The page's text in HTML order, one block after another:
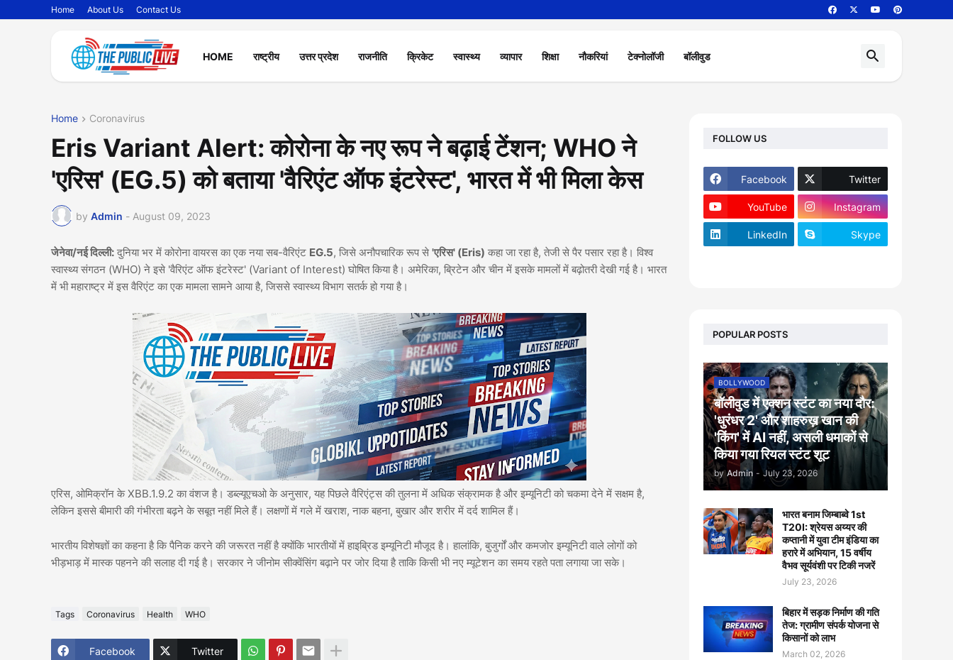
Home About Us Contact Us
HOME राष्ट्रीय उत्तर प्रदेश राजनीति क्रिकेट स्वास्थ्य व्यापार शिक्षा नौकरियां टेक्नोलॉजी बॉलीवुड
Home Coronavirus
Eris Variant Alert: कोरोना के नए रूप ने बढ़ाई टेंशन; WHO ने
'एरिस' (EG.5) को बताया 'वैरिएंट ऑफ इंटरेस्ट', भारत में भी मिला केस
by Admin - August 09, 2023
जेनेवा/नई दिल्ली: दुनिया भर में कोरोना वायरस का एक नया सब-वैरिएंट EG.5, जिसे अनौपचारिक रूप से 'एरिस' (Eris) कहा जा रहा है, तेजी से पैर पसार रहा है। विश्व
स्वास्थ्य संगठन (WHO) ने इसे 'वैरिएंट ऑफ इंटरेस्ट' (Variant of Interest) घोषित किया है। अमेरिका, ब्रिटेन और चीन में इसके मामलों में बढ़ोतरी देखी गई है। भारत
में भी महाराष्ट्र में इस वैरिएंट का एक मामला सामने आया है, जिससे स्वास्थ्य विभाग सतर्क हो गया है।
एरिस, ओमिक्रॉन के XBB.1.9.2 का वंशज है। डब्ल्यूएचओ के अनुसार, यह पिछले वैरिएंट्स की तुलना में अधिक संक्रामक है और इम्यूनिटी को चकमा देने में सक्षम है,
लेकिन इससे बीमारी की गंभीरता बढ़ने के सबूत नहीं मिले हैं। लक्षणों में गले में खराश, नाक बहना, बुखार और शरीर में दर्द शामिल हैं।
भारतीय विशेषज्ञों का कहना है कि पैनिक करने की जरूरत नहीं है क्योंकि भारतीयों में हाइब्रिड इम्यूनिटी मौजूद है। हालांकि, बुजुर्गों और कमजोर इम्यूनिटी वाले लोगों को
भीड़भाड़ में मास्क पहनने की सलाह दी गई है। सरकार ने जीनोम सीक्वेंसिंग बढ़ाने पर जोर दिया है ताकि किसी भी नए म्यूटेशन का समय रहते पता लगाया जा सके।
Tags Coronavirus Health WHO
Facebook Twitter
FOLLOW US
Facebook Twitter
YouTube Instagram
LinkedIn Skype
POPULAR POSTS
BOLLYWOOD
बॉलीवुड में एक्शन स्टंट का नया दौर:
'धुरंधर 2' और शाहरुख़ खान की
'किंग' में AI नहीं, असली धमाकों से
किया गया रियल स्टंट शूट
by Admin - July 23, 2026
भारत बनाम जिम्बाब्वे 1st
T20I: श्रेयस अय्यर की
कप्तानी में युवा टीम इंडिया का
हरारे में अभियान, 15 वर्षीय
वैभव सूर्यवंशी पर टिकी नजरें
July 23, 2026
बिहार में सड़क निर्माण की गति
तेज: ग्रामीण संपर्क योजना से
किसानों को लाभ
March 02, 2026